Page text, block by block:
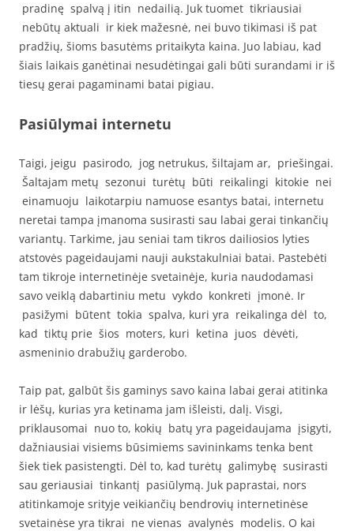
pradinę spalvą į itin nedailią. Juk tuomet tikriausiai
nebūtų aktuali ir kiek mažesnė, nei buvo tikimasi iš pat
pradžių, šioms basutėms pritaikyta kaina. Juo labiau, kad
šiais laikais ganėtinai nesudėtingai gali būti surandami ir iš
tiesų gerai pagaminami batai pigiau.
Pasiūlymai internetu
Taigi, jeigu pasirodo, jog netrukus, šiltajam ar, priešingai.
Šaltajam metų sezonui turėtų būti reikalingi kitokie nei
einamuoju laikotarpiu namuose esantys batai, internetu
neretai tampa įmanoma susirasti sau labai gerai tinkančių
variantų. Tarkime, jau seniai tam tikros dailiosios lyties
atstovės pageidaujami nauji aukstakulniai batai. Pastebėti
tam tikroje internetinėje svetainėje, kuria naudodamasi
savo veiklą dabartiniu metu vykdo konkreti įmonė. Ir
pasižymi būtent tokia spalva, kuri yra reikalinga dėl to,
kad tiktų prie šios moters, kuri ketina juos dėvėti,
asmeninio drabužių garderobo.
Taip pat, galbūt šis gaminys savo kaina labai gerai atitinka
ir lėšų, kurias yra ketinama jam išleisti, dalį. Visgi,
priklausomai nuo to, kokių batų yra pageidaujama įsigyti,
dažniausiai visiems būsimiems savininkams tenka bent
šiek tiek pasistengti. Dėl to, kad turėtų galimybę susirasti
sau geriausiai tinkantį pasiūlymą. Juk paprastai, nors
atitinkamoje srityje veikiančių bendrovių internetinėse
svetainėse yra tikrai ne vienas avalynės modelis. O kai